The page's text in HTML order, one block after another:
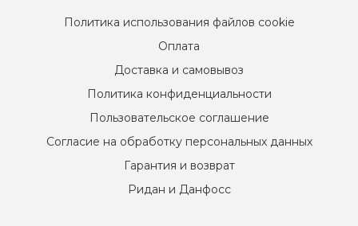
Политика использования файлов cookie
Оплата
Доставка и самовывоз
Политика конфиденциальности
Пользовательское соглашение
Согласие на обработку персональных данных
Гарантия и возврат
Ридан и Данфосс